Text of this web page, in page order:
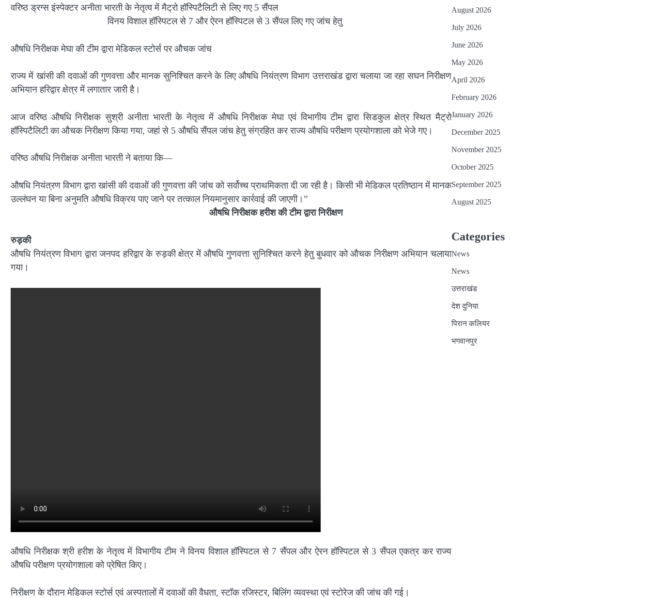
वरिष्ठ ड्रग्स इंस्पेक्टर अनीता भारती के नेतृत्व में मैट्रो हॉस्पिटैलिटी से लिए गए 5 सैंपल
विनय विशाल हॉस्पिटल से 7 और ऐरन हॉस्पिटल से 3 सैंपल लिए गए जांच हेतु
औषधि निरीक्षक मेघा की टीम द्वारा मेडिकल स्टोर्स पर औचक जांच
राज्य में खांसी की दवाओं की गुणवत्ता और मानक सुनिश्चित करने के लिए औषधि नियंत्रण विभाग उत्तराखंड द्वारा चलाया जा रहा सघन निरीक्षण
अभियान हरिद्वार क्षेत्र में लगातार जारी है।
आज वरिष्ठ औषधि निरीक्षक सुश्री अनीता भारती के नेतृत्व में औषधि निरीक्षक मेघा एवं विभागीय टीम द्वारा सिडकुल क्षेत्र स्थित मैट्रो
हॉस्पिटैलिटी का औचक निरीक्षण किया गया, जहां से 5 औषधि सैंपल जांच हेतु संग्रहित कर राज्य औषधि परीक्षण प्रयोगशाला को भेजे गए।
वरिष्ठ औषधि निरीक्षक अनीता भारती ने बताया कि—
औषधि नियंत्रण विभाग द्वारा खांसी की दवाओं की गुणवत्ता की जांच को सर्वोच्च प्राथमिकता दी जा रही है। किसी भी मेडिकल प्रतिष्ठान में मानक
उल्लंघन या बिना अनुमति औषधि विक्रय पाए जाने पर तत्काल नियमानुसार कार्रवाई की जाएगी।”
औषधि निरीक्षक हरीश की टीम द्वारा निरीक्षण
रुड़की
औषधि नियंत्रण विभाग द्वारा जनपद हरिद्वार के रुड़की क्षेत्र में औषधि गुणवत्ता सुनिश्चित करने हेतु बुधवार को औचक निरीक्षण अभियान चलाया
गया।
औषधि निरीक्षक श्री हरीश के नेतृत्व में विभागीय टीम ने विनय विशाल हॉस्पिटल से 7 सैंपल और ऐरन हॉस्पिटल से 3 सैंपल एकत्र कर राज्य
औषधि परीक्षण प्रयोगशाला को प्रेषित किए।
निरीक्षण के दौरान मेडिकल स्टोर्स एवं अस्पतालों में दवाओं की वैधता, स्टॉक रजिस्टर, बिलिंग व्यवस्था एवं स्टोरेज की जांच की गई।
August 2026
July 2026
June 2026
May 2026
April 2026
February 2026
January 2026
December 2025
November 2025
October 2025
September 2025
August 2025
Categories
News
News
उत्तराखंड
देश दुनिया
पिरान कलियर
भगवानपुर